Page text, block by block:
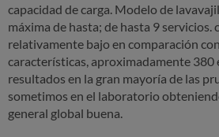
capacidad de carga. Modelo de
máxima de hasta; de hasta 9 servicios.
relativamente bajo en comparación
características, aproximadamente 380
resultados en la gran mayoría de las
sometimos en el laboratorio
general global buena.